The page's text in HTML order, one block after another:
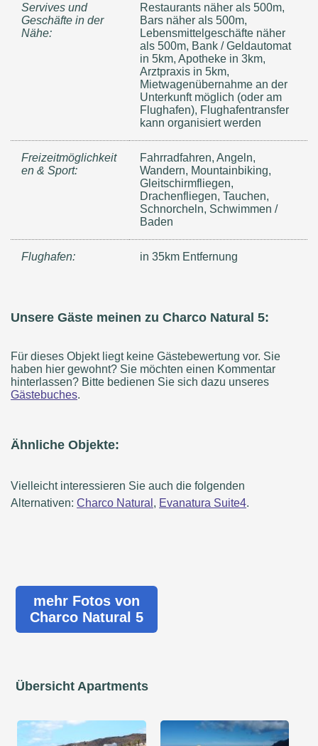
Servives und
Geschäfte in der
Nähe:
Restaurants näher als 500m,
Bars näher als 500m,
Lebensmittelgeschäfte näher
als 500m, Bank / Geldautomat
in 5km, Apotheke in 3km,
Arztpraxis in 5km,
Mietwagenübernahme an der
Unterkunft möglich (oder am
Flughafen), Flughafentransfer
kann organisiert werden
Freizeitmöglichkeit
en & Sport:
Fahrradfahren, Angeln,
Wandern, Mountainbiking,
Gleitschirmfliegen,
Drachenfliegen, Tauchen,
Schnorcheln, Schwimmen /
Baden
Flughafen: in 35km Entfernung
Unsere Gäste meinen zu Charco Natural 5:
Für dieses Objekt liegt keine Gästebewertung vor. Sie
haben hier gewohnt? Sie möchten einen Kommentar
hinterlassen? Bitte bedienen Sie sich dazu unseres
Gästebuches.
Ähnliche Objekte:
Vielleicht interessieren Sie auch die folgenden
Alternativen: Charco Natural , Evanatura Suite4.
mehr Fotos von
Charco Natural 5
Übersicht Apartments